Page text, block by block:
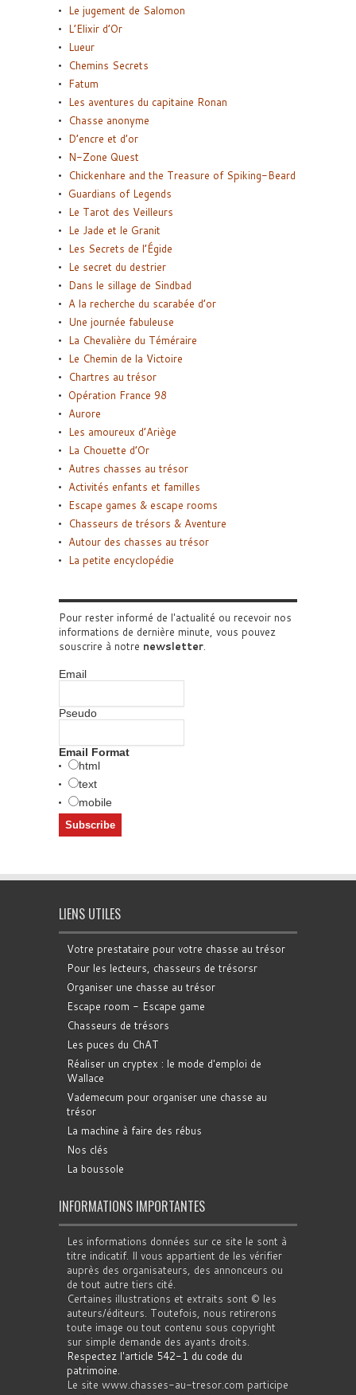
Le jugement de Salomon
L’Elixir d’Or
Lueur
Chemins Secrets
Fatum
Les aventures du capitaine Ronan
Chasse anonyme
D’encre et d’or
N-Zone Quest
Chickenhare and the Treasure of Spiking-Beard
Guardians of Legends
Le Tarot des Veilleurs
Le Jade et le Granit
Les Secrets de l’Égide
Le secret du destrier
Dans le sillage de Sindbad
A la recherche du scarabée d’or
Une journée fabuleuse
La Chevalière du Téméraire
Le Chemin de la Victoire
Chartres au trésor
Opération France 98
Aurore
Les amoureux d’Ariège
La Chouette d’Or
Autres chasses au trésor
Activités enfants et familles
Escape games & escape rooms
Chasseurs de trésors & Aventure
Autour des chasses au trésor
La petite encyclopédie
Pour rester informé de l'actualité ou recevoir nos
informations de dernière minute, vous pouvez
souscrire à notre newsletter.
Email
Pseudo
Email Format
html
text
mobile
LIENS UTILES
Votre prestataire pour votre chasse au trésor
Pour les lecteurs, chasseurs de trésorsr
Organiser une chasse au trésor
Escape room - Escape game
Chasseurs de trésors
Les puces du ChAT
Réaliser un cryptex : le mode d'emploi de
Wallace
Vademecum pour organiser une chasse au
trésor
La machine à faire des rébus
Nos clés
La boussole
INFORMATIONS IMPORTANTES
Les informations données sur ce site le sont à
titre indicatif. Il vous appartient de les vérifier
auprès des organisateurs, des annonceurs ou
de tout autre tiers cité.
Certaines illustrations et extraits sont © les
auteurs/éditeurs. Toutefois, nous retirerons
toute image ou tout contenu sous copyright
sur simple demande des ayants droits.
Respectez l'article 542-1 du code du
patrimoine.
Le site www.chasses-au-tresor.com participe